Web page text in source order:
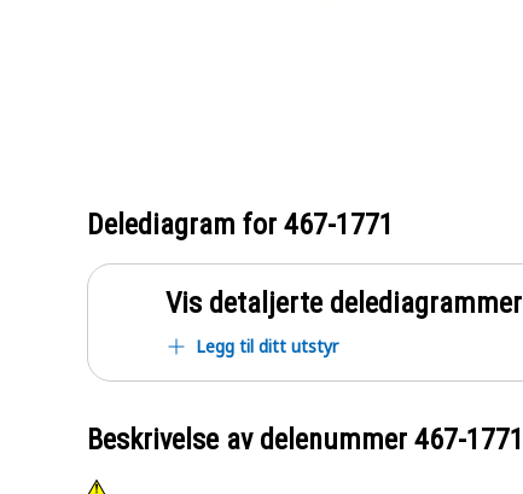
Delediagram for 467-1771
Vis detaljerte delediagrammer
Legg til ditt utstyr
Beskrivelse av delenummer 467-1771